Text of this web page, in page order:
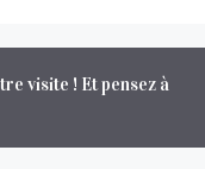
visite ! Et pensez à